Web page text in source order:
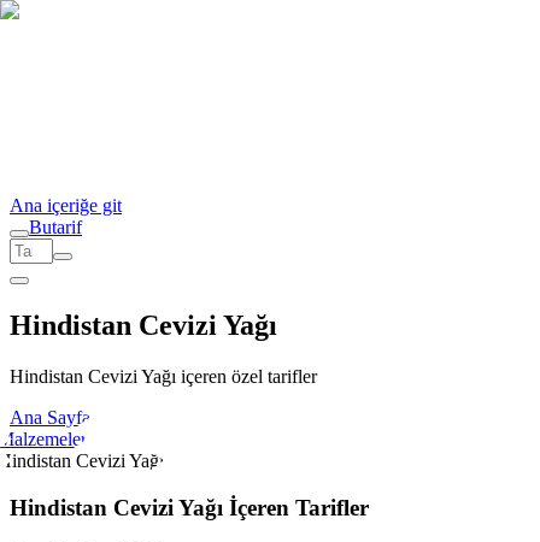
Ana içeriğe git
Butarif
Hindistan Cevizi Yağı
Hindistan Cevizi Yağı içeren özel tarifler
Ana Sayfa
Cevizi Yağı
Hindistan Cevizi Yağı İçeren Tarifler